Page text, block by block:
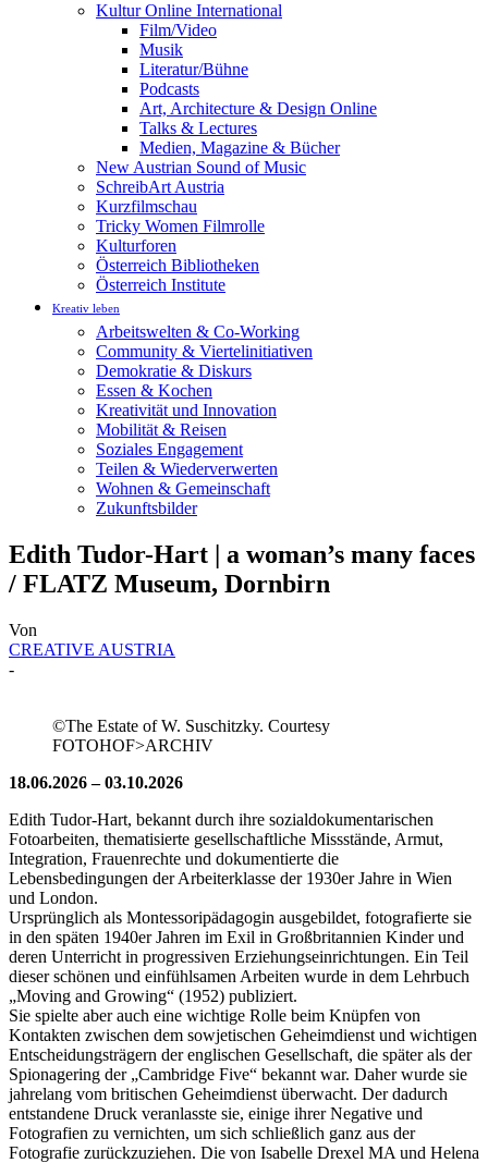
Kultur Online International
Film/Video
Musik
Literatur/Bühne
Podcasts
Art, Architecture & Design Online
Talks & Lectures
Medien, Magazine & Bücher
New Austrian Sound of Music
SchreibArt Austria
Kurzfilmschau
Tricky Women Filmrolle
Kulturforen
Österreich Bibliotheken
Österreich Institute
Kreativ leben
Arbeitswelten & Co-Working
Community & Viertelinitiativen
Demokratie & Diskurs
Essen & Kochen
Kreativität und Innovation
Mobilität & Reisen
Soziales Engagement
Teilen & Wiederverwerten
Wohnen & Gemeinschaft
Zukunftsbilder
Edith Tudor-Hart | a woman’s many faces
/ FLATZ Museum, Dornbirn
Von
CREATIVE AUSTRIA
-
©The Estate of W. Suschitzky. Courtesy
FOTOHOF>ARCHIV
18.06.2026 – 03.10.2026
Edith Tudor-Hart, bekannt durch ihre sozialdokumentarischen
Fotoarbeiten, thematisierte gesellschaftliche Missstände, Armut,
Integration, Frauenrechte und dokumentierte die
Lebensbedingungen der Arbeiterklasse der 1930er Jahre in Wien
und London.
Ursprünglich als Montessoripädagogin ausgebildet, fotografierte sie
in den späten 1940er Jahren im Exil in Großbritannien Kinder und
deren Unterricht in progressiven Erziehungseinrichtungen. Ein Teil
dieser schönen und einfühlsamen Arbeiten wurde in dem Lehrbuch
„Moving and Growing“ (1952) publiziert.
Sie spielte aber auch eine wichtige Rolle beim Knüpfen von
Kontakten zwischen dem sowjetischen Geheimdienst und wichtigen
Entscheidungsträgern der englischen Gesellschaft, die später als der
Spionagering der „Cambridge Five“ bekannt war. Daher wurde sie
jahrelang vom britischen Geheimdienst überwacht. Der dadurch
entstandene Druck veranlasste sie, einige ihrer Negative und
Fotografien zu vernichten, um sich schließlich ganz aus der
Fotografie zurückzuziehen. Die von Isabelle Drexel MA und Helena